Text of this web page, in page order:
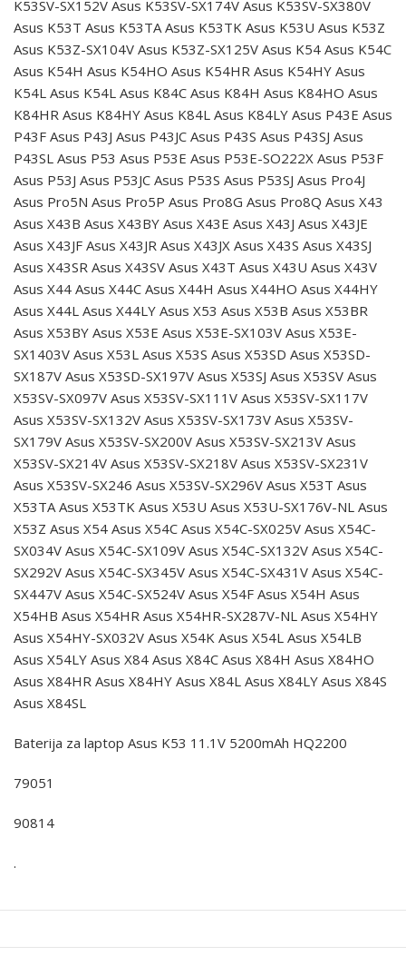
K53SV-SX152V Asus K53SV-SX174V Asus K53SV-SX380V
Asus K53T Asus K53TA Asus K53TK Asus K53U Asus K53Z
Asus K53Z-SX104V Asus K53Z-SX125V Asus K54 Asus K54C
Asus K54H Asus K54HO Asus K54HR Asus K54HY Asus
K54L Asus K54L Asus K84C Asus K84H Asus K84HO Asus
K84HR Asus K84HY Asus K84L Asus K84LY Asus P43E Asus
P43F Asus P43J Asus P43JC Asus P43S Asus P43SJ Asus
P43SL Asus P53 Asus P53E Asus P53E-SO222X Asus P53F
Asus P53J Asus P53JC Asus P53S Asus P53SJ Asus Pro4J
Asus Pro5N Asus Pro5P Asus Pro8G Asus Pro8Q Asus X43
Asus X43B Asus X43BY Asus X43E Asus X43J Asus X43JE
Asus X43JF Asus X43JR Asus X43JX Asus X43S Asus X43SJ
Asus X43SR Asus X43SV Asus X43T Asus X43U Asus X43V
Asus X44 Asus X44C Asus X44H Asus X44HO Asus X44HY
Asus X44L Asus X44LY Asus X53 Asus X53B Asus X53BR
Asus X53BY Asus X53E Asus X53E-SX103V Asus X53E-
SX1403V Asus X53L Asus X53S Asus X53SD Asus X53SD-
SX187V Asus X53SD-SX197V Asus X53SJ Asus X53SV Asus
X53SV-SX097V Asus X53SV-SX111V Asus X53SV-SX117V
Asus X53SV-SX132V Asus X53SV-SX173V Asus X53SV-
SX179V Asus X53SV-SX200V Asus X53SV-SX213V Asus
X53SV-SX214V Asus X53SV-SX218V Asus X53SV-SX231V
Asus X53SV-SX246 Asus X53SV-SX296V Asus X53T Asus
X53TA Asus X53TK Asus X53U Asus X53U-SX176V-NL Asus
X53Z Asus X54 Asus X54C Asus X54C-SX025V Asus X54C-
SX034V Asus X54C-SX109V Asus X54C-SX132V Asus X54C-
SX292V Asus X54C-SX345V Asus X54C-SX431V Asus X54C-
SX447V Asus X54C-SX524V Asus X54F Asus X54H Asus
X54HB Asus X54HR Asus X54HR-SX287V-NL Asus X54HY
Asus X54HY-SX032V Asus X54K Asus X54L Asus X54LB
Asus X54LY Asus X84 Asus X84C Asus X84H Asus X84HO
Asus X84HR Asus X84HY Asus X84L Asus X84LY Asus X84S
Asus X84SL
Baterija za laptop Asus K53 11.1V 5200mAh HQ2200
79051
90814
.